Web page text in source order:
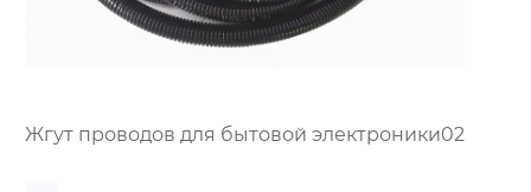
Жгут проводов для бытовой электроники02